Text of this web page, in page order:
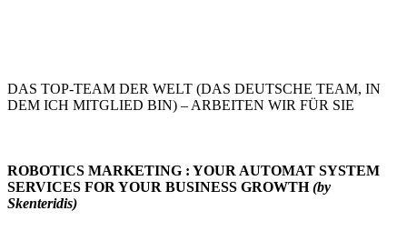
DAS TOP-TEAM DER WELT (DAS DEUTSCHE TEAM, IN
DEM ICH MITGLIED BIN) – ARBEITEN WIR FÜR SIE
ROBOTICS MARKETING : YOUR AUTOMAT SYSTEM
SERVICES FOR YOUR BUSINESS GROWTH(by
Skenteridis)